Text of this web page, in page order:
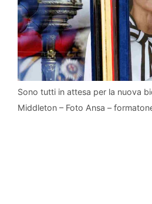
Sono tutti in attesa per la nuova
Middleton – Foto Ansa –